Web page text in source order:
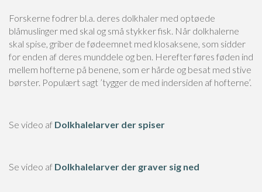
Forskerne fodrer bl.a. deres dolkhaler med optøede
blåmuslinger med skal og små stykker fisk. Når dolkhalerne
skal spise, griber de fødeemnet med klosaksene, som sidder
for enden af deres munddele og ben. Herefter føres føden ind
mellem hofterne på benene, som er hårde og besat med stive
børster. Populært sagt ’tygger de med indersiden af hofterne’.
Se video af Dolkhalelarver der spiser
Se video af Dolkhalelarver der graver sig ned